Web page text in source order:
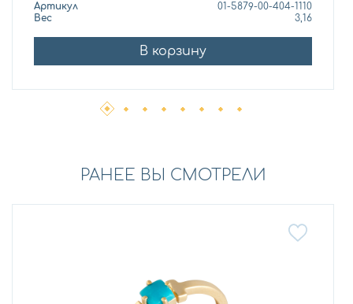
Артикул
01-5879-00-404-1110
Вес
3,16
В корзину
РАНЕЕ ВЫ СМОТРЕЛИ